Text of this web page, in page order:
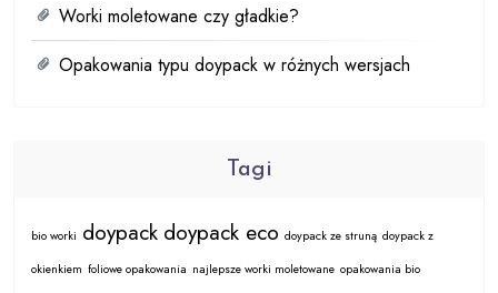
Worki moletowane czy gładkie?
Opakowania typu doypack w różnych wersjach
Tagi
bio worki doypack doypack eco doypack ze struną doypack z
okienkiem foliowe opakowania najlepsze worki moletowane opakowania bio